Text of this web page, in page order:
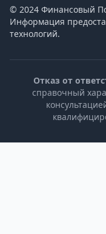
© 2024 Финансовый
Информация
технологий.
Отказ от
справочный